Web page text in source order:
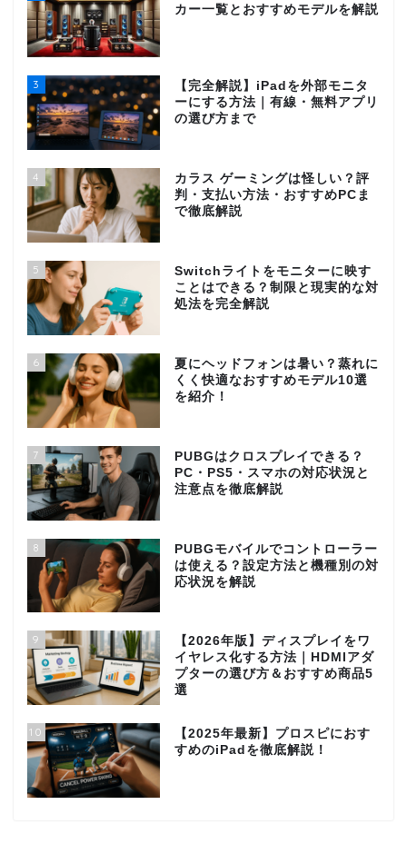
カー一覧とおすすめモデルを解説
3
【完全解説】iPadを外部モニタ
ーにする方法｜有線・無料アプリ
の選び方まで
4
カラス ゲーミングは怪しい？評
判・支払い方法・おすすめPCま
で徹底解説
5
Switchライトをモニターに映す
ことはできる？制限と現実的な対
処法を完全解説
6
夏にヘッドフォンは暑い？蒸れに
くく快適なおすすめモデル10選
を紹介！
7
PUBGはクロスプレイできる？
PC・PS5・スマホの対応状況と
注意点を徹底解説
8
PUBGモバイルでコントローラー
は使える？設定方法と機種別の対
応状況を解説
9
【2026年版】ディスプレイをワ
イヤレス化する方法｜HDMIアダ
プターの選び方＆おすすめ商品5
選
10
【2025年最新】プロスピにおす
すめのiPadを徹底解説！